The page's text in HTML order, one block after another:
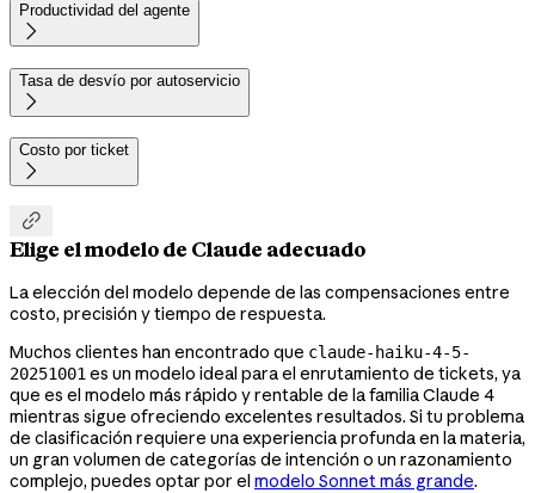
Productividad del agente

Tasa de desvío por autoservicio

Costo por ticket


Elige el modelo de Claude adecuado
La elección del modelo depende de las compensaciones entre
costo, precisión y tiempo de respuesta.
Muchos clientes han encontrado que claude-haiku-4-5-
20251001 es un modelo ideal para el enrutamiento de tickets, ya
que es el modelo más rápido y rentable de la familia Claude 4
mientras sigue ofreciendo excelentes resultados. Si tu problema
de clasificación requiere una experiencia profunda en la materia,
un gran volumen de categorías de intención o un razonamiento
complejo, puedes optar por el modelo Sonnet más grande.